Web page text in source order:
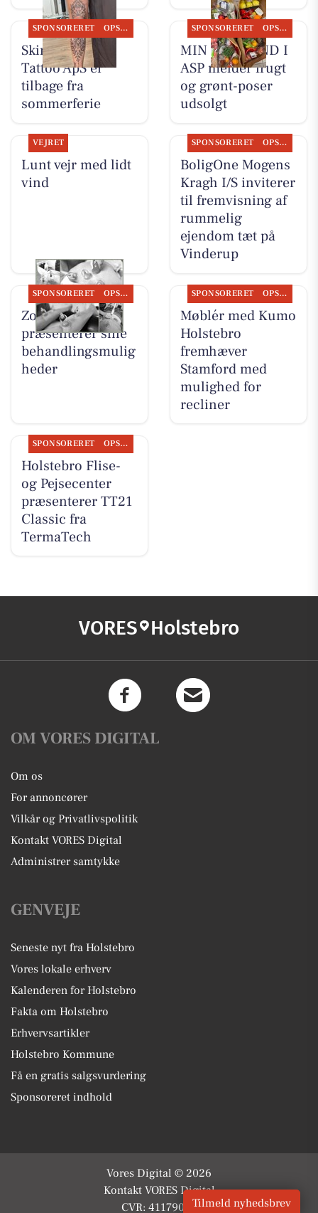
SPONSORERET OPSLAGSTAVLEN
Skin & Colors
Tattoo ApS er
tilbage fra
sommerferie
SPONSORERET OPSLAGSTAVLEN
MIN KØBMAND I
ASP melder frugt
og grønt-poser
udsolgt
VEJRET
Lunt vejr med lidt
vind
SPONSORERET OPSLAGSTAVLEN
BoligOne Mogens
Kragh I/S inviterer
til fremvisning af
rummelig
ejendom tæt på
Vinderup
SPONSORERET OPSLAGSTAVLEN
Zones By Gitte
præsenterer sine
behandlingsmulig
heder
SPONSORERET OPSLAGSTAVLEN
Møblér med Kumo
Holstebro
fremhæver
Stamford med
mulighed for
recliner
SPONSORERET OPSLAGSTAVLEN
Holstebro Flise-
og Pejsecenter
præsenterer TT21
Classic fra
TermaTech
VORES Holstebro
OM VORES DIGITAL
Om os
For annoncører
Vilkår og Privatlivspolitik
Kontakt VORES Digital
Administrer samtykke
GENVEJE
Seneste nyt fra Holstebro
Vores lokale erhverv
Kalenderen for Holstebro
Fakta om Holstebro
Erhvervsartikler
Holstebro Kommune
Få en gratis salgsvurdering
Sponsoreret indhold
Vores Digital © 2026
Kontakt VORES Digital
CVR: 41179082Tilmeld nyhedsbrev